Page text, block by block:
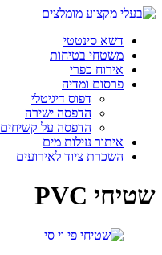
דשא סינטטי
משטחי בטיחות
אירוח כפרי
פרסום ומדיה
דפוס דיגיטלי
הדפסה ישירה
הדפסה על קשיחים
איתור נזילות מים
השכרת ציוד לאירועים
שטיחי PVC